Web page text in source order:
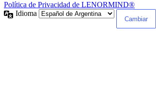
Política de Privacidad de LENORMIND®
Idioma